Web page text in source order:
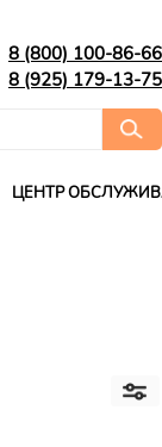
8 (800) 100-86-66
8 (925) 179-13-75
ЦЕНТР